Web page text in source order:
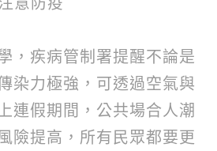
，疾病管制署提醒不論是
染力極強，可透過空氣與
連假期間，公共場合人潮
險提高，所有民眾都要更